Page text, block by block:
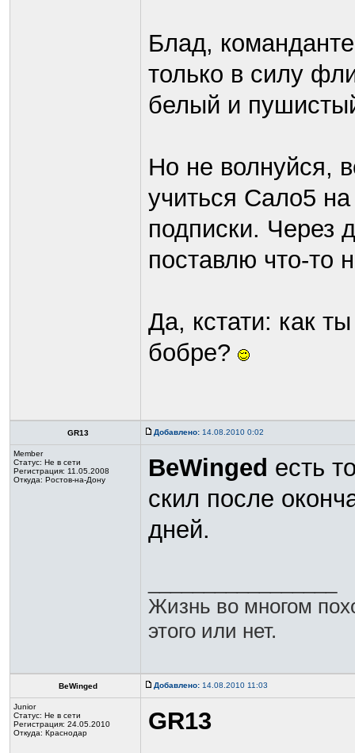
Блад,
только в силу
белый и
Но не волнуйся,
учиться Сало5
подписки. Через
поставлю что-то
Да, кстати: как
бобре?
GR13 Добавлено: 14.08.2010 0:02
Member
Статус: Не в сети
Регистрация: 11.05.2008
Откуда: Ростов-на-Дону
BeWinged есть
скил после
дней.
Жизнь во многом
этого или нет.
BeWinged Добавлено: 14.08.2010 11:03
Junior
Статус: Не в сети
Регистрация: 24.05.2010
Откуда: Краснодар
GR13